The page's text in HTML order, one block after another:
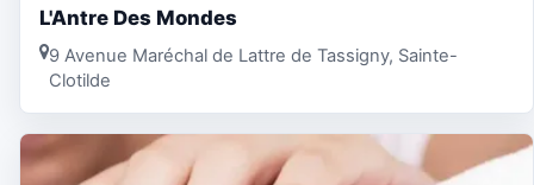
L'Antre Des Mondes
9 Avenue Maréchal de Lattre de Tassigny, Sainte-
Clotilde